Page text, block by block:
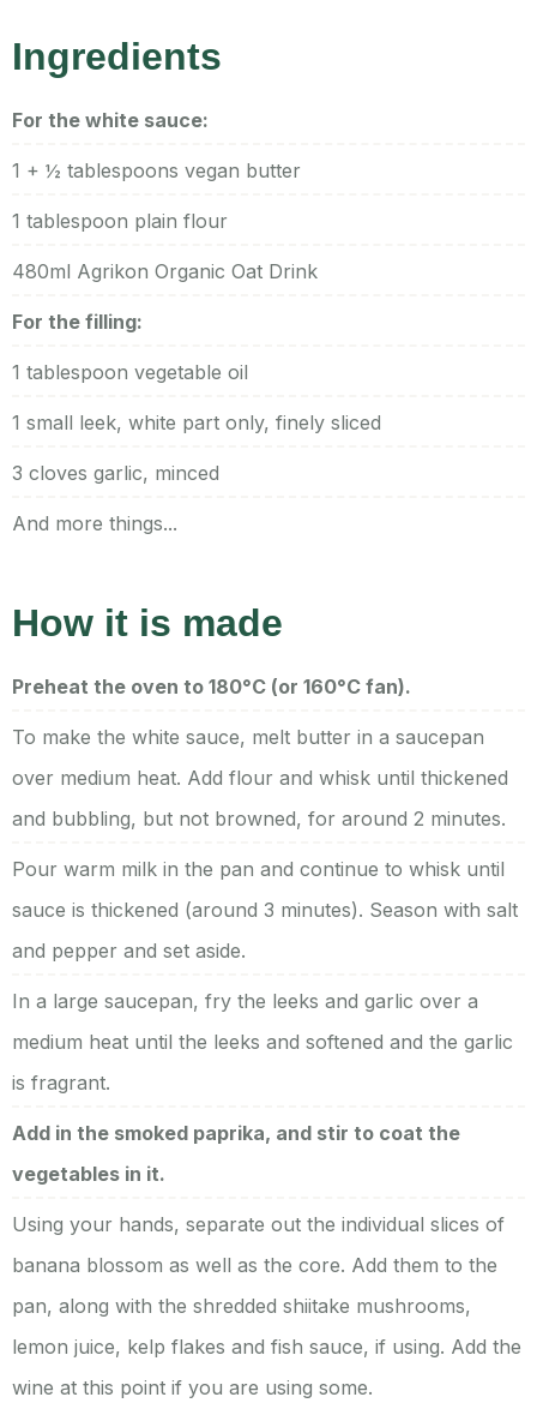
Ingredients
For the white sauce:
1 + ½ tablespoons vegan butter
1 tablespoon plain flour
480ml Agrikon Organic Oat Drink
For the filling:
1 tablespoon vegetable oil
1 small leek, white part only, finely sliced
3 cloves garlic, minced
And more things...
How it is made
Preheat the oven to 180°C (or 160°C fan).
To make the white sauce, melt butter in a saucepan
over medium heat. Add flour and whisk until thickened
and bubbling, but not browned, for around 2 minutes.
Pour warm milk in the pan and continue to whisk until
sauce is thickened (around 3 minutes). Season with salt
and pepper and set aside.
In a large saucepan, fry the leeks and garlic over a
medium heat until the leeks and softened and the garlic
is fragrant.
Add in the smoked paprika, and stir to coat the
vegetables in it.
Using your hands, separate out the individual slices of
banana blossom as well as the core. Add them to the
pan, along with the shredded shiitake mushrooms,
lemon juice, kelp flakes and fish sauce, if using. Add the
wine at this point if you are using some.